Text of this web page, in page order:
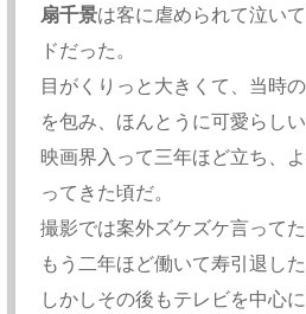
扇千景は客に虐められて泣い
ドだった。
目がくりっと大きくて、当時
を包み、ほんとうに可愛らしい
映画界入って三年ほど立ち、
ってきた頃だ。
撮影では案外ズケズケ言って
もう二年ほど働いて寿引退した
しかしその後もテレビを中心